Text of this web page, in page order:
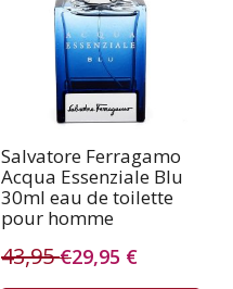
Salvatore Ferragamo
Acqua Essenziale Blu
30ml eau de toilette
pour homme
43,95€
Oorspronkelijke
29,95 €
Huidige